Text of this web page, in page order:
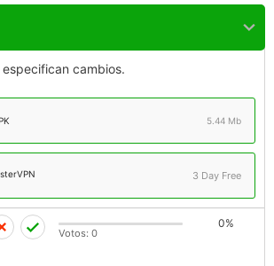
cambios.
5.44 Mb
3 Day Free
0%
Votos: 0